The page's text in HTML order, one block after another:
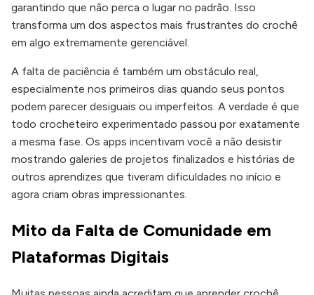
garantindo que não perca o lugar no padrão. Isso
transforma um dos aspectos mais frustrantes do crochê
em algo extremamente gerenciável.
A falta de paciência é também um obstáculo real,
especialmente nos primeiros dias quando seus pontos
podem parecer desiguais ou imperfeitos. A verdade é que
todo crocheteiro experimentado passou por exatamente
a mesma fase. Os apps incentivam você a não desistir
mostrando galeries de projetos finalizados e histórias de
outros aprendizes que tiveram dificuldades no início e
agora criam obras impressionantes.
Mito da Falta de Comunidade em
Plataformas Digitais